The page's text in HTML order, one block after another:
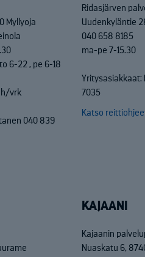
Myllyoja
6-22 , pe 6-18
h/vrk
040 839
Ridasjärven
Uudenkyläntie
040 658 8185
ma-pe 7-15.30
Yritysasiakkaat:
7035
Katso
KAJAANI
Kajaanin
Nuaskatu 6,